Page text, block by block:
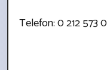
Telefon: 0 212 573